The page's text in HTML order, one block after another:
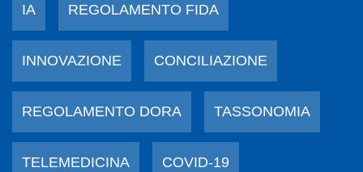
IA REGOLAMENTO FIDA
INNOVAZIONE CONCILIAZIONE
REGOLAMENTO DORA TASSONOMIA
TELEMEDICINA COVID-19